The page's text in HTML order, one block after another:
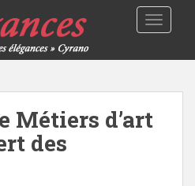
Métiers d’art
des